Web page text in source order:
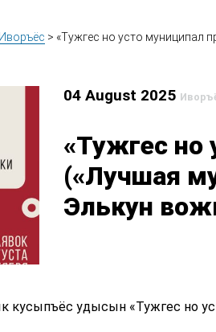
Иворъёс > «Тужгес но усто муниципал
04 August 2025
«Тужгес но
(«Лучшая
Элькун
кусыпъёс удысын «Тужгес но